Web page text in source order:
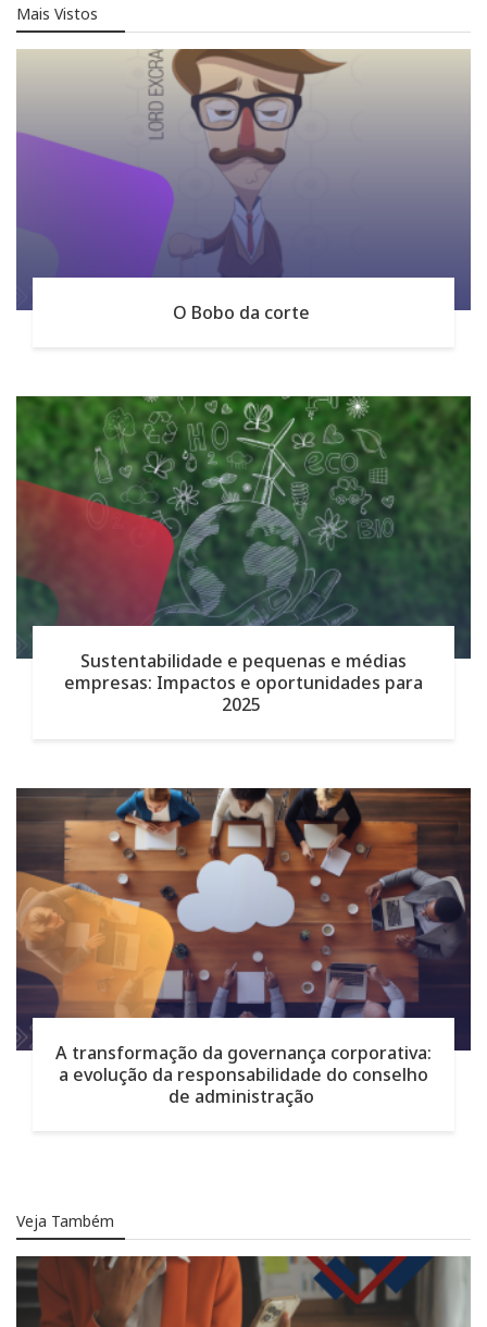
Mais Vistos
O Bobo da corte
Sustentabilidade e pequenas e médias
empresas: Impactos e oportunidades para
2025
A transformação da governança corporativa:
a evolução da responsabilidade do conselho
de administração
Veja Também